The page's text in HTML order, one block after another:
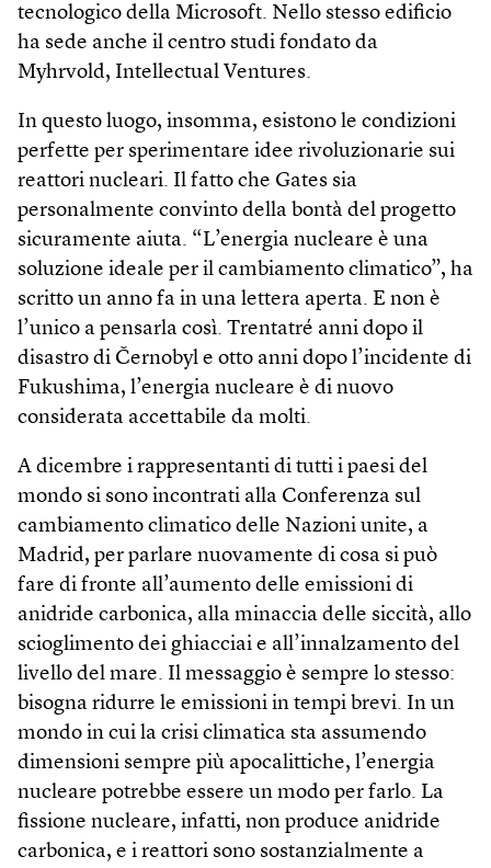
tecnologico della Microsoft. Nello stesso edificio
ha sede anche il centro studi fondato da
Myhrvold, Intellectual Ventures.
In questo luogo, insomma, esistono le condizioni
perfette per sperimentare idee rivoluzionarie sui
reattori nucleari. Il fatto che Gates sia
personalmente convinto della bontà del progetto
sicuramente aiuta. “L’energia nucleare è una
soluzione ideale per il cambiamento climatico”, ha
scritto un anno fa in una lettera aperta. E non è
l’unico a pensarla così. Trentatré anni dopo il
disastro di Černobyl e otto anni dopo l’incidente di
Fukushima, l’energia nucleare è di nuovo
considerata accettabile da molti.
A dicembre i rappresentanti di tutti i paesi del
mondo si sono incontrati alla Conferenza sul
cambiamento climatico delle Nazioni unite, a
Madrid, per parlare nuovamente di cosa si può
fare di fronte all’aumento delle emissioni di
anidride carbonica, alla minaccia delle siccità, allo
scioglimento dei ghiacciai e all’innalzamento del
livello del mare. Il messaggio è sempre lo stesso:
bisogna ridurre le emissioni in tempi brevi. In un
mondo in cui la crisi climatica sta assumendo
dimensioni sempre più apocalittiche, l’energia
nucleare potrebbe essere un modo per farlo. La
fissione nucleare, infatti, non produce anidride
carbonica, e i reattori sono sostanzialmente a